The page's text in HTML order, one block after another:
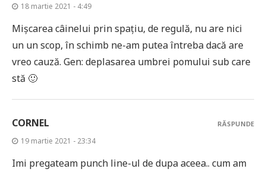
18 martie 2021 - 4:49
Mișcarea câinelui prin spațiu, de regulă, nu are nici
un un scop, în schimb ne-am putea întreba dacă are
vreo cauză. Gen: deplasarea umbrei pomului sub care
stă 🙂
CORNEL
19 martie 2021 - 23:34
Imi pregateam punch line-ul de dupa aceea.. cum am
RĂSPUNDE